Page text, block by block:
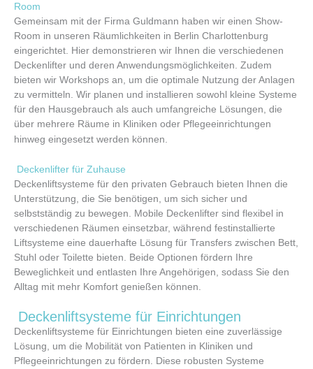
Room
Gemeinsam mit der Firma Guldmann haben wir einen Show-
Room in unseren Räumlichkeiten in Berlin Charlottenburg
eingerichtet. Hier demonstrieren wir Ihnen die verschiedenen
Deckenlifter und deren Anwendungsmöglichkeiten. Zudem
bieten wir Workshops an, um die optimale Nutzung der Anlagen
zu vermitteln. Wir planen und installieren sowohl kleine Systeme
für den Hausgebrauch als auch umfangreiche Lösungen, die
über mehrere Räume in Kliniken oder Pflegeeinrichtungen
hinweg eingesetzt werden können.
Deckenlifter für Zuhause
Deckenliftsysteme für den privaten Gebrauch bieten Ihnen die
Unterstützung, die Sie benötigen, um sich sicher und
selbstständig zu bewegen. Mobile Deckenlifter sind flexibel in
verschiedenen Räumen einsetzbar, während festinstallierte
Liftsysteme eine dauerhafte Lösung für Transfers zwischen Bett,
Stuhl oder Toilette bieten. Beide Optionen fördern Ihre
Beweglichkeit und entlasten Ihre Angehörigen, sodass Sie den
Alltag mit mehr Komfort genießen können.
Deckenliftsysteme für Einrichtungen
Deckenliftsysteme für Einrichtungen bieten eine zuverlässige
Lösung, um die Mobilität von Patienten in Kliniken und
Pflegeeinrichtungen zu fördern. Diese robusten Systeme